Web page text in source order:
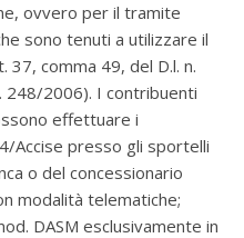
ovvero per il tramite
sono tenuti a utilizzare il
37, comma 49, del D.l. n.
248/2006). I contribuenti
effettuare i
Accise presso gli sportelli
o del concessionario
modalità telematiche;
DASM esclusivamente in